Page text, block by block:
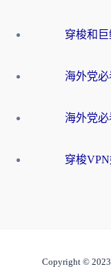
Copyright © 2023